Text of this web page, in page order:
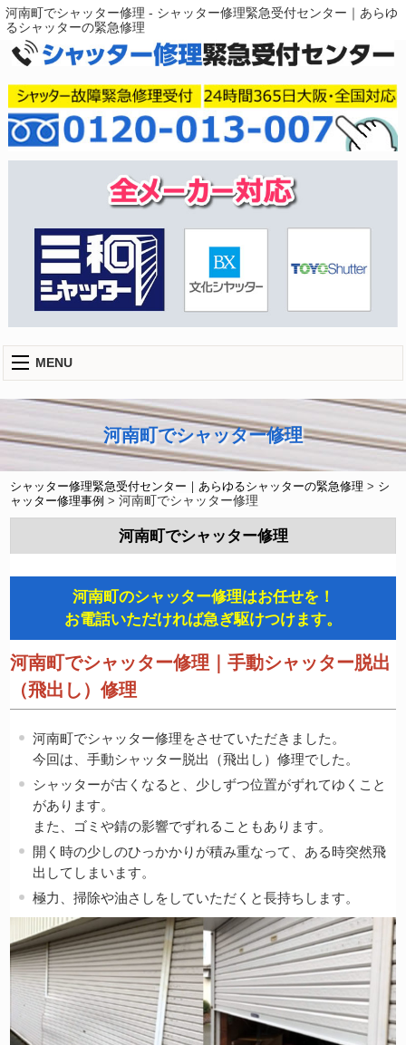
河南町でシャッター修理 - シャッター修理緊急受付センター｜あらゆ
るシャッターの緊急修理
MENU
河南町でシャッター修理
シャッター修理緊急受付センター｜あらゆるシャッターの緊急修理 > シ
ャッター修理事例 >河南町でシャッター修理
河南町でシャッター修理
河南町のシャッター修理はお任せを！
お電話いただければ急ぎ駆けつけます。
河南町でシャッター修理｜手動シャッター脱出
（飛出し）修理
河南町でシャッター修理をさせていただきました。
今回は、手動シャッター脱出（飛出し）修理でした。
シャッターが古くなると、少しずつ位置がずれてゆくこと
があります。
また、ゴミや錆の影響でずれることもあります。
開く時の少しのひっかかりが積み重なって、ある時突然飛
出してしまいます。
極力、掃除や油さしをしていただくと長持ちします。